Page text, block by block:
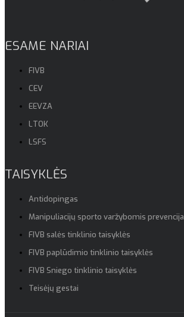
ESAME NARIAI
FIVB
CEV
EEVZA
LTOK
LSFS
TAISYKLĖS
Antidopingas
Manipuliacijų sporto varžybomis prevencija
FIVB salės tinklinio taisyklės
FIVB paplūdimio tinklinio taisyklės
FIVB Sniego tinklinio taisyklės
Teisėjų gestai